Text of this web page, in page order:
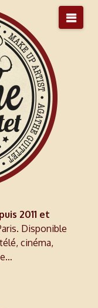
2011 et
Disponible
cinéma,